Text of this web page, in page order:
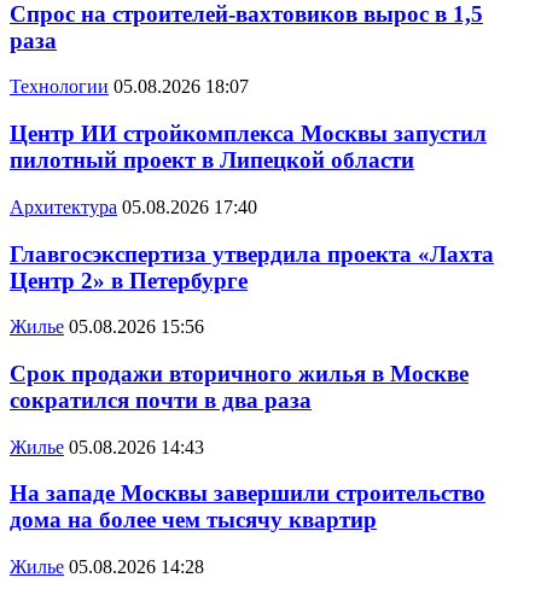
Спрос на строителей-вахтовиков вырос в 1,5
раза
Технологии 05.08.2026 18:07
Центр ИИ стройкомплекса Москвы запустил
пилотный проект в Липецкой области
Архитектура 05.08.2026 17:40
Главгосэкспертиза утвердила проекта «Лахта
Центр 2» в Петербурге
Жилье 05.08.2026 15:56
Срок продажи вторичного жилья в Москве
сократился почти в два раза
Жилье 05.08.2026 14:43
На западе Москвы завершили строительство
дома на более чем тысячу квартир
Жилье 05.08.2026 14:28